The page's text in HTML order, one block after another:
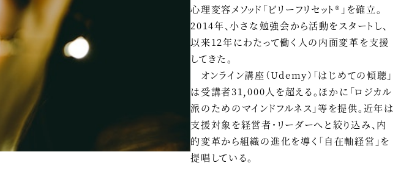
心理変容メソッド「ビリーフリセット®」を確立。
2014年、小さな勉強会から活動をスタートし、
以来12年にわたって働く人の内面変革を支援
してきた。
オンライン講座（Udemy）「はじめての傾聴」
は受講者31,000人を超える。ほかに「ロジカル
派のためのマインドフルネス」等を提供。近年は
支援対象を経営者・リーダーへと絞り込み、内
的変革から組織の進化を導く「自在軸経営」を
提唱している。